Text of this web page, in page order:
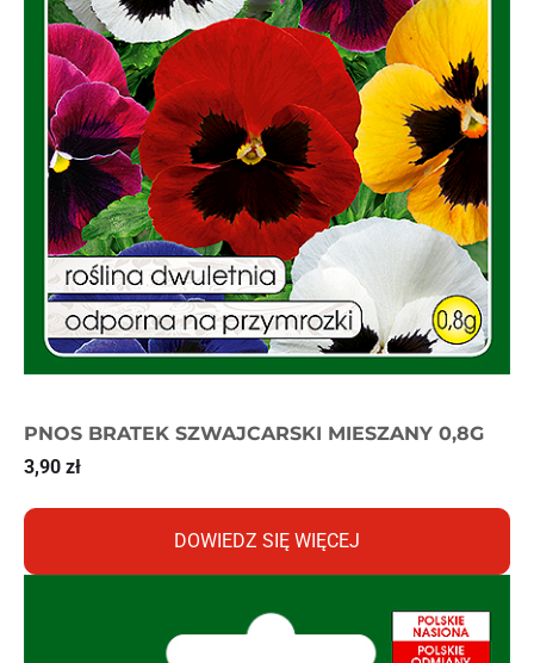
PNOS BRATEK SZWAJCARSKI MIESZANY 0,8G
3,90 zł
DOWIEDZ SIĘ WIĘCEJ